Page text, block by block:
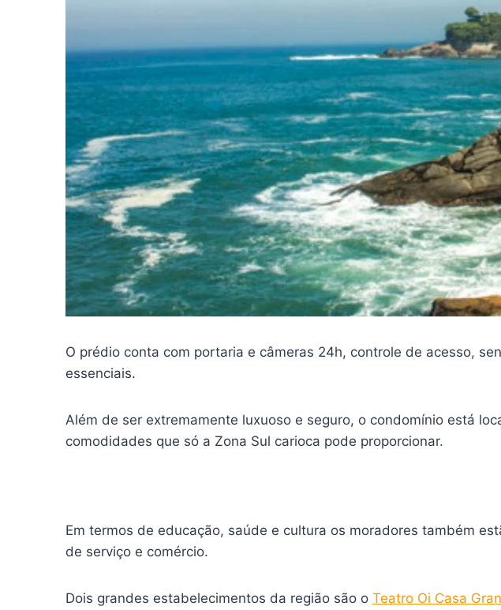
O prédio conta com portaria e câmeras 24h, controle de acesso,
essenciais.
Além de ser extremamente luxuoso e seguro, o condomínio está
comodidades que só a Zona Sul carioca pode proporcionar.
Em termos de educação, saúde e cultura os moradores também
de serviço e comércio.
Dois grandes estabelecimentos da região são o Teatro Oi Casa